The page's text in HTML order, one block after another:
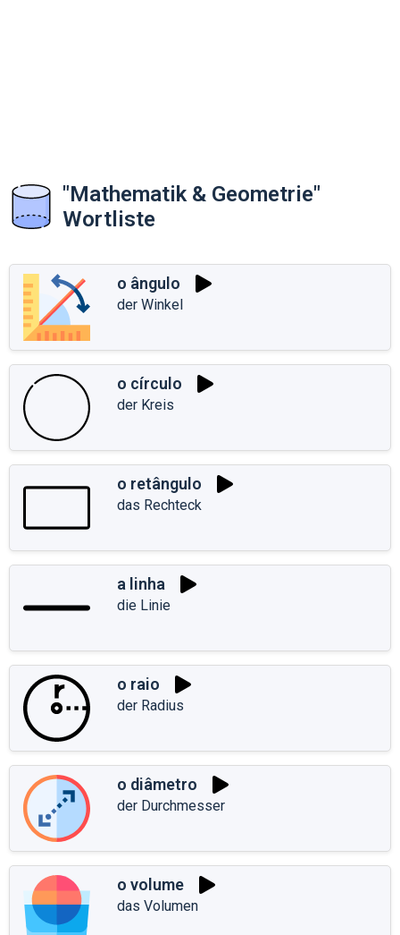
"Mathematik & Geometrie"
Wortliste
o ângulo
der Winkel
o círculo
der Kreis
o retângulo
das Rechteck
a linha
die Linie
o raio
der Radius
o diâmetro
der Durchmesser
o volume
das Volumen